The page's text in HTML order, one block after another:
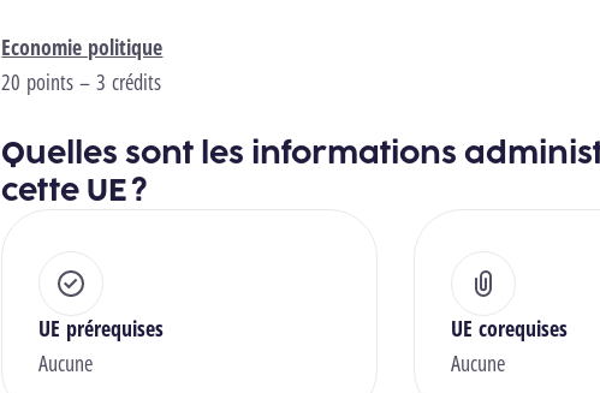
Economie politique
20 points – 3 crédits
Quelles sont les informations
cette UE ?
UE prérequises
Aucune
UE corequises
Aucune